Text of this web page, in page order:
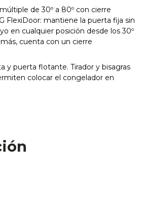
de 30º a 80º con cierre
FlexiDoor: mantiene la puerta fija sin
en cualquier posición desde los 30º
cuenta con un cierre
y puerta flotante. Tirador y bisagras
colocar el congelador en
Display LED: visualización
permitiendo ajustes
Fast Freezing: preserva
sabores y texturas,
clasificación y transporte de